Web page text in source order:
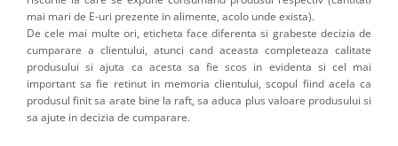
mai mari de E-uri prezente in alimente, acolo unde exista).
De cele mai multe ori, eticheta face diferenta si grabeste decizia de
cumparare a clientului, atunci cand aceasta completeaza calitate
produsului si ajuta ca acesta sa fie scos in evidenta si cel mai
important sa fie retinut in memoria clientului, scopul fiind acela ca
produsul finit sa arate bine la raft, sa aduca plus valoare produsului si
sa ajute in decizia de cumparare.